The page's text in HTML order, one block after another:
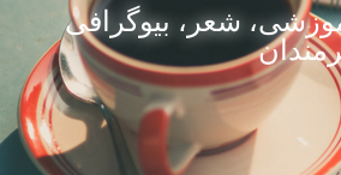
شعر، بیوگرافی